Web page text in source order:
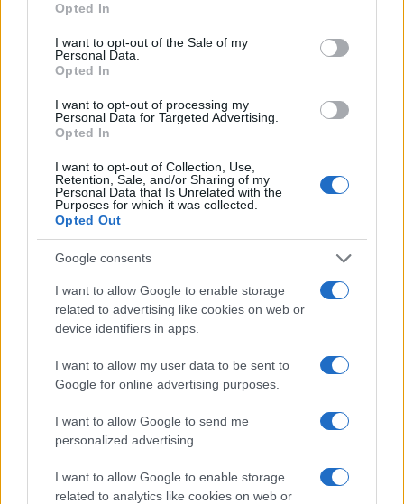
use your data for below specified purposes in below Google
consent section.
Opted In
I want to opt-out of the Sale of my
Personal Data.
Opted In
I want to opt-out of processing my
Personal Data for Targeted Advertising.
Opted In
I want to opt-out of Collection, Use,
Retention, Sale, and/or Sharing of my
Personal Data that Is Unrelated with the
Purposes for which it was collected.
Opted Out
Google consents
I want to allow Google to enable storage
related to advertising like cookies on web or
device identifiers in apps.
I want to allow my user data to be sent to
Google for online advertising purposes.
I want to allow Google to send me
personalized advertising.
I want to allow Google to enable storage
related to analytics like cookies on web or
Japandi ζεστασιά στο παιδικό δωμάτιο:
ιδέες διακόσμησης με καλάθια που κάνουν
Μοντέρνα οικογενειακή κουζίνα με
καλάθια: έξυπνες ιδέες για τάξη, ζεστασιά
Δροσερό ρόφημα με μέντα και μήλο για
παιδιά